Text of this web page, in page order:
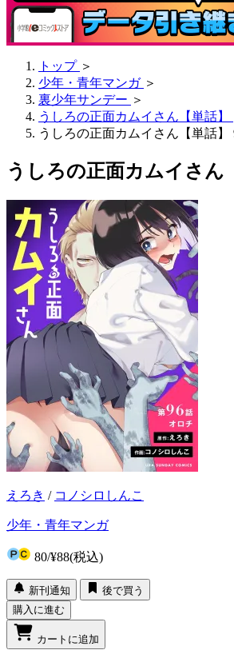
トップ ＞
少年・青年マンガ ＞
裏少年サンデー ＞
うしろの正面カムイさん【単話】
うしろの正面カムイさん【単話】
うしろの正面カムイさん
えろき / コノシロしんこ
少年・青年マンガ
80/¥88(税込)
新刊通知
後で買う
購入に進む
カートに追加